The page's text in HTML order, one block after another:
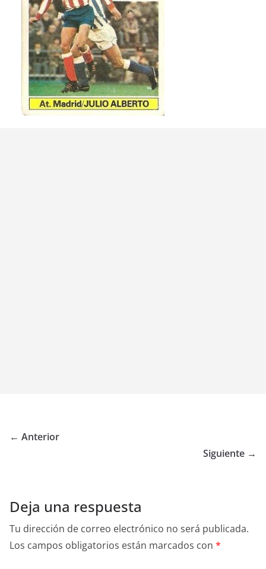
← Anterior
Siguiente →
Deja una respuesta
Tu dirección de correo electrónico no será publicada.
Los campos obligatorios están marcados con *